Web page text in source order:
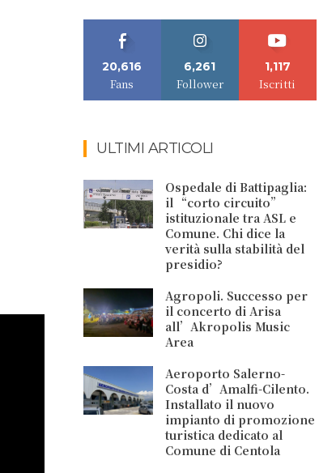
20,616
Fans
6,261
Follower
1,117
Iscritti
ULTIMI ARTICOLI
Ospedale di Battipaglia:
il “corto circuito”
istituzionale tra ASL e
Comune. Chi dice la
verità sulla stabilità del
presidio?
Agropoli. Successo per
il concerto di Arisa
all’Akropolis Music
Area
Aeroporto Salerno-
Costa d’Amalfi-Cilento.
Installato il nuovo
impianto di promozione
turistica dedicato al
Comune di Centola